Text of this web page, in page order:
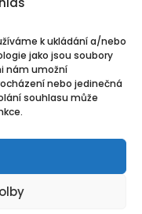
k ukládání a/nebo
jako jsou soubory
nám umožní
nebo jedinečná
souhlasu může
ochranná